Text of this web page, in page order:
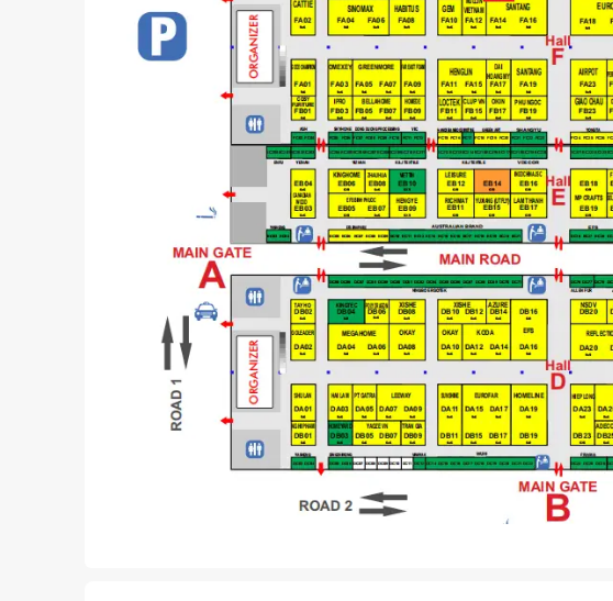
越南本土领军企业：Remacro、Kentex Vietnam、
Ngoc、Dai Hoang My、Cosy Furniture、Green Art
Interiors、Everfriendship Furniture、Asiades、Le
工艺品）、Island Oak Limited（实木家具）、Central
ISO 9001认证）、VIC Production – Trading –
Sedge Production Export、Ngoc Dong Ha Nam
家具五金与配件：Jiecang（捷昌驱动）、Hong Kong
FSC、SMETA认证）、Bazhou Weiou Furniture、
Metal Products
材料与技术：Canadian Wood（加拿大木业）、
Emme（意大利皮革）、Glory Mark Dorfans、
Vietnam（再生材料）、DM Textiles、TLC Viet
EFS Furniture Vietnam、Eurofar、Koda、
MFC、PMA、Savimex、Master Pacific、Mega